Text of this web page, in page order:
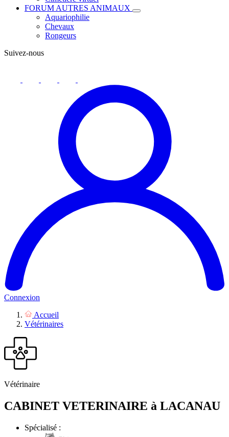
FORUM AUTRES ANIMAUX
Aquariophilie
Chevaux
Rongeurs
Suivez-nous
Connexion
Accueil
Vétérinaires
Vétérinaire
CABINET VETERINAIRE à LACANAU
Spécialisé :